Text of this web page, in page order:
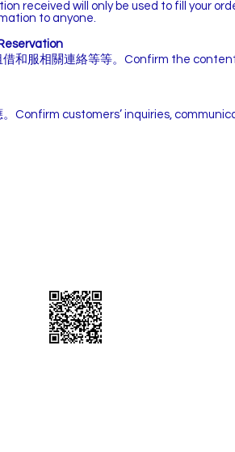
received will only be used to fill your
to anyone.
借和服相關連絡等等。Confirm the
Confirm customers’ inquiries,